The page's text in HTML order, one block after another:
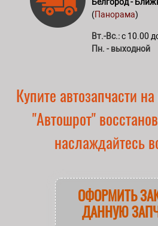
(Панорама)
Вт.-Вс.:с 10.00
Пн. - выходной
Купите автозапчасти
"Автошрот"
наслаждайтесь
ОФОРМИТЬ
ДАННУЮ